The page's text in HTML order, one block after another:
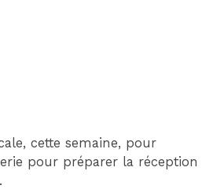
cette semaine, pour
pour préparer la réception